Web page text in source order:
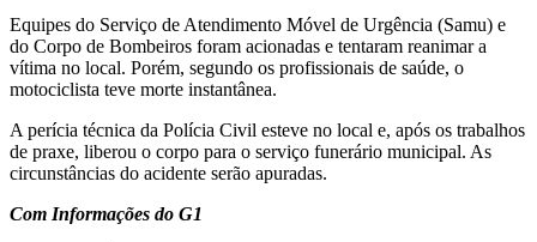
Equipes do Serviço de Atendimento Móvel de Urgência (Samu) e
do Corpo de Bombeiros foram acionadas e tentaram reanimar a
vítima no local. Porém, segundo os profissionais de saúde, o
motociclista teve morte instantânea.
A perícia técnica da Polícia Civil esteve no local e, após os trabalhos
de praxe, liberou o corpo para o serviço funerário municipal. As
circunstâncias do acidente serão apuradas.
Com Informações do G1